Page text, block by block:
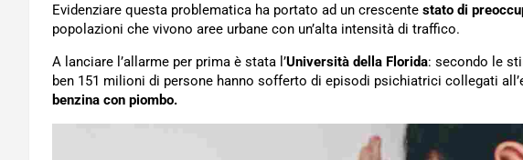
Evidenziare questa problematica ha portato ad un crescente stato di
popolazioni che vivono aree urbane con un’alta intensità di traffico.
A lanciare l’allarme per prima è stata l’Università della Florida: secondo le
ben 151 milioni di persone hanno sofferto di episodi psichiatrici collegati
benzina con piombo.